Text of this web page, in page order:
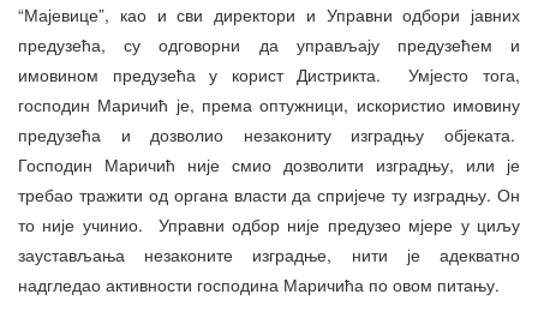
“Мајевице”, као и сви директори и Управни одбори јавних
предузећа, су одговорни да управљају предузећем и
имовином предузећа у корист Дистрикта. Умјесто тога,
господин Маричић је, према оптужници, искористио имовину
предузећа и дозволио незакониту изградњу објеката.
Господин Маричић није смио дозволити изградњу, или је
требао тражити од органа власти да спријече ту изградњу. Он
то није учинио. Управни одбор није предузео мјере у циљу
заустављања незаконите изградње, нити је адекватно
надгледао активности господина Маричића по овом питању.